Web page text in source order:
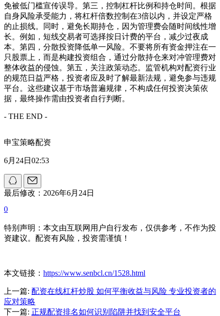
免被低门槛宣传误导。第三，控制杠杆比例和持仓时间。根据
自身风险承受能力，将杠杆倍数控制在3倍以内，并设定严格
的止损线。同时，避免长期持仓，因为管理费会随时间线性增
长。例如，短线交易者可选择按日计费的平台，减少过夜成
本。第四，分散投资降低单一风险。不要将所有资金押注在一
只股票上，而是构建投资组合，通过分散持仓来对冲管理费对
整体收益的侵蚀。第五，关注政策动态。监管机构对配资行业
的规范日益严格，投资者应及时了解最新法规，避免参与违规
平台。这些建议基于市场普遍规律，不构成任何投资决策依
据，最终操作需由投资者自行判断。
- THE END -
申宝策略配资
6月24日02:53
最后修改：2026年6月24日
0
特别声明：本文由互联网用户自行发布，仅供参考，不作为投
资建议。配资有风险，投资需谨慎！
本文链接： https://www.senbcl.cn/1528.html
上一篇: 配资在线杠杆炒股 如何平衡收益与风险 专业投资者的
应对策略
下一篇: 正规配资排名如何识别陷阱并找到安全平台